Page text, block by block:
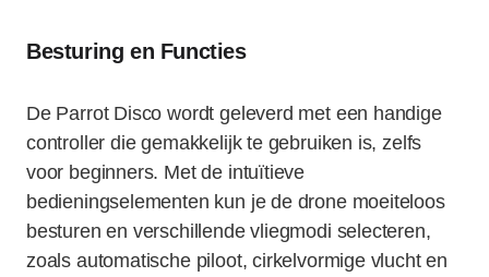
Besturing en Functies
De Parrot Disco wordt geleverd met een handige
controller die gemakkelijk te gebruiken is, zelfs
voor beginners. Met de intuïtieve
bedieningselementen kun je de drone moeiteloos
besturen en verschillende vliegmodi selecteren,
zoals automatische piloot, cirkelvormige vlucht en